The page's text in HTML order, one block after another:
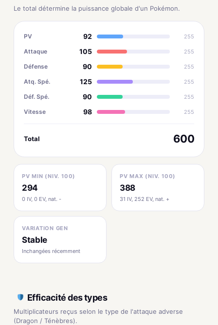
Le total détermine la puissance globale d'un Pokémon.
PV 92 255
Attaque 105 255
Défense 90 255
Atq. Spé. 125 255
Déf. Spé. 90 255
Vitesse 98 255
Total 600
PV MIN (NIV. 100)
294
0 IV, 0 EV, nat. -
PV MAX (NIV. 100)
388
31 IV, 252 EV, nat. +
VARIATION GEN
Stable
Inchangées récemment
Efficacité des types
Multiplicateurs reçus selon le type de l'attaque adverse
(Dragon / Ténèbres).